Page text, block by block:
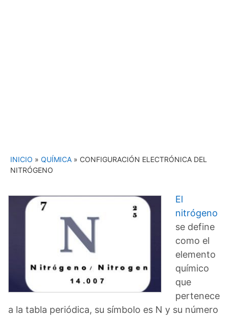
INICIO » QUÍMICA » CONFIGURACIÓN ELECTRÓNICA DEL
NITRÓGENO
El
nitrógeno
se define
como el
elemento
químico
que
pertenece
a la tabla periódica, su símbolo es N y su número